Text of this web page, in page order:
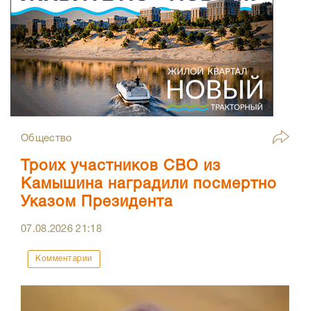
Общество
Троих участников СВО из
Камышина наградили посмертно
Указом Президента
07.08.202621:18
Комментарии